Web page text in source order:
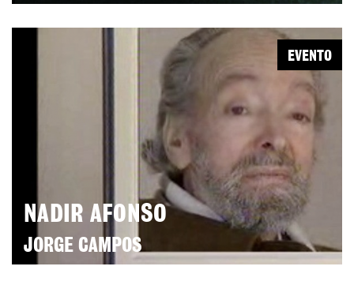
NADIR AFONSO
JORGE CAMPOS
EVENTO